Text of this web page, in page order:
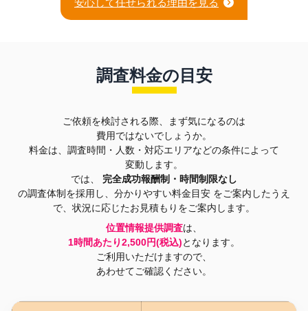
安心して任せられる理由を見る
調査料金の目安
ご依頼を検討される際、まず気になるのは
費用ではないでしょうか。
料金は、調査時間・人数・対応エリアなどの条件によって
変動します。
では、 完全成功報酬制・時間制限なし
の調査体制を採用し、分かりやすい料金目安 をご案内したうえ
で、状況に応じたお見積もりをご案内します。
位置情報提供調査は、
1時間あたり2,500円(税込)となります。
ご利用いただけますので、
あわせてご確認ください。